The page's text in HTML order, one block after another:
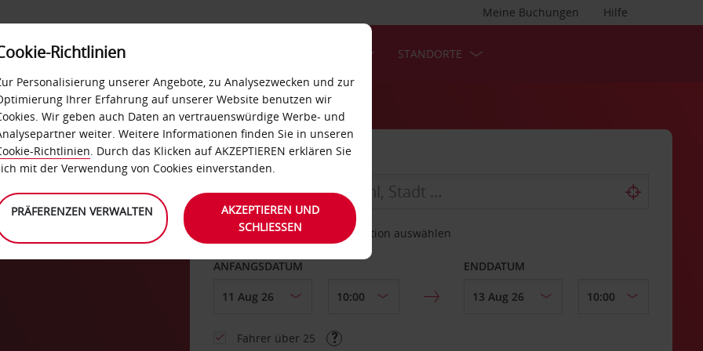
Hilfe
Meine Buchungen
LOYALTY SELF-SERVICES STANDORTE
ABHOLEN VON
Eine andere Rückgabestation auswählen
ANFANGSDATUM ENDDATUM
Fahrer über 25
Richtlinien
Personalisierung unserer Angebote, zu Analysezwecken und zur
Ihrer Erfahrung auf unserer Website benutzen wir
Wir geben auch Daten an vertrauenswürdige Werbe- und
weiter. Weitere Informationen finden Sie in unseren
Richtlinien. Durch das Klicken auf AKZEPTIEREN erklären Sie
mit der Verwendung von Cookies einverstanden.
PRÄFERENZEN VERWALTEN
AKZEPTIEREN UND
SCHLIESSEN